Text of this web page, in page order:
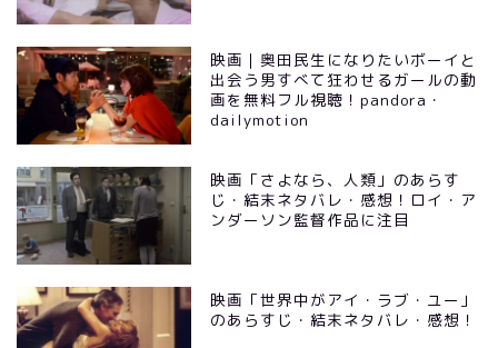
映画｜奥田民生になりたいボーイと
出会う男すべて狂わせるガールの動
画を無料フル視聴！pandora・
dailymotion
映画「さよなら、人類」のあらす
じ・結末ネタバレ・感想！ロイ・ア
ンダーソン監督作品に注目
映画「世界中がアイ・ラブ・ユー」
のあらすじ・結末ネタバレ・感想！